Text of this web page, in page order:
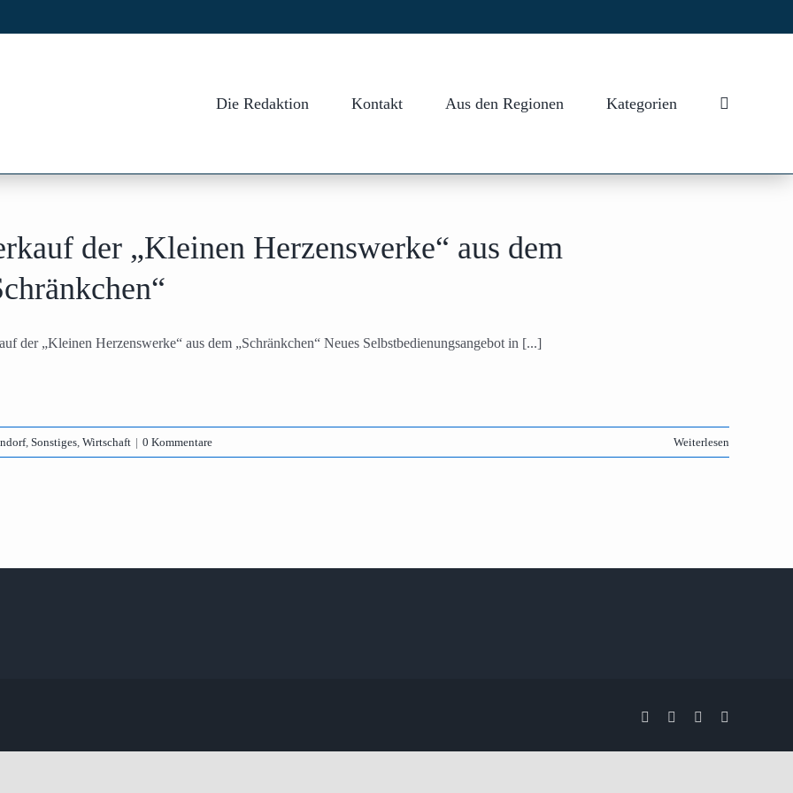
Die Redaktion Kontakt Aus den Regionen Kategorien
der „Kleinen Herzenswerke“ aus dem
der „Kleinen Herzenswerke“ aus dem „Schränkchen“ Neues Selbstbedienungsangebot in [...]
, Sonstiges Wirtschaft | 0 Kommentare Weiterlesen
Facebook Instagram